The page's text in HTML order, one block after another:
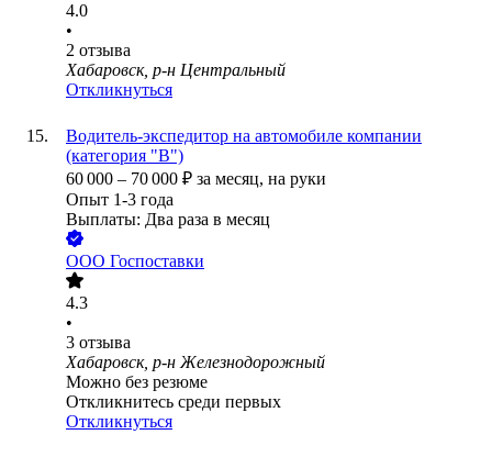
4.0
•
2 отзыва
Хабаровск, р-н Центральный
Откликнуться
Водитель-экспедитор на автомобиле компании
(категория "В")
60 000 – 70 000 ₽ за месяц, на руки
Опыт 1-3 года
Выплаты: Два раза в месяц
ООО Госпоставки
4.3
•
3 отзыва
Хабаровск, р-н Железнодорожный
Можно без резюме
Откликнитесь среди первых
Откликнуться